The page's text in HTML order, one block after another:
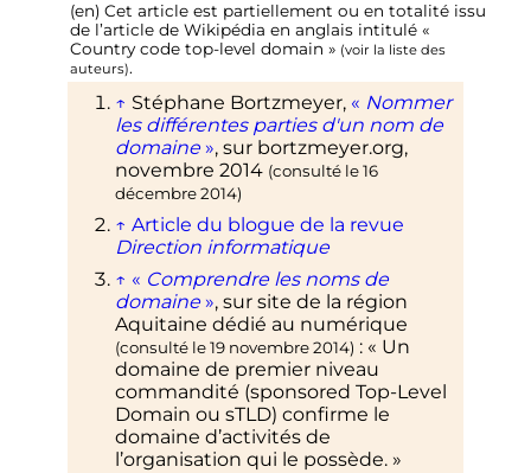
(en) Cet article est partiellement ou en totalité issu
de l’article de Wikipédia en anglais intitulé «
Country code top-level domain » (voir la liste des
auteurs).
↑ Stéphane Bortzmeyer, « Nommer
les différentes parties d'un nom de
domaine », sur bortzmeyer.org,
novembre 2014 (consulté le16
décembre 2014)
↑ Article du blogue de la revue
Direction informatique
↑ « Comprendre les noms de
domaine », sur site de la région
Aquitaine dédié au numérique
(consulté le19 novembre 2014) : « Un
domaine de premier niveau
commandité (sponsored Top-Level
Domain ou sTLD) confirme le
domaine d’activités de
l’organisation qui le possède. »